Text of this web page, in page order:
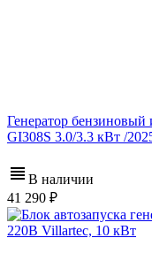
Генератор
GI308S 3.0/3.3 кВт /
В наличии
41 290